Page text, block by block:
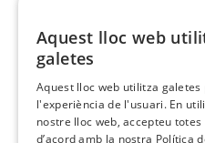
Aquest lloc web
galetes
Aquest lloc web utilitza
l'experiència de l'usuari. En
nostre lloc web, accepteu totes
d’acord amb la nostra Política